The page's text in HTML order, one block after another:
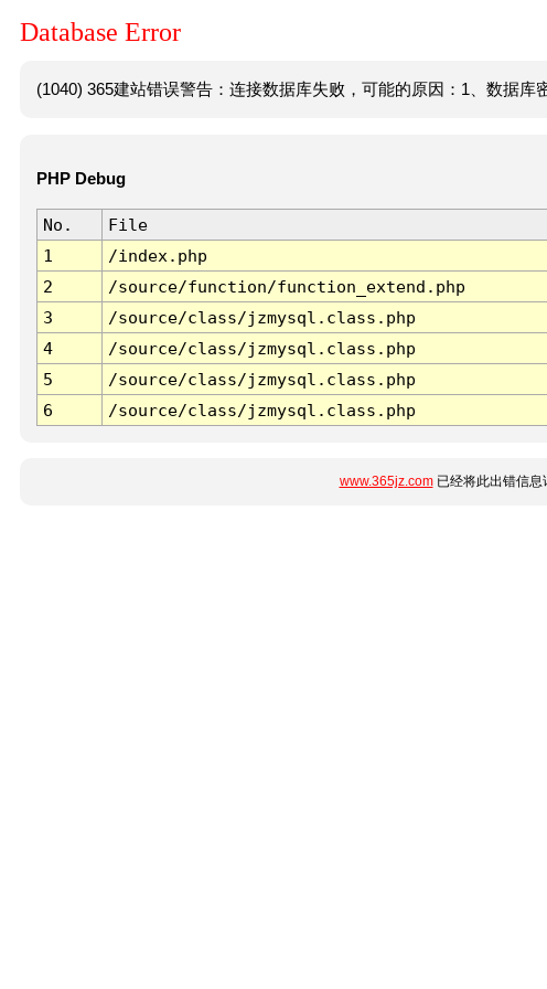
Database Error
(1040) 365建站错误警告：连接数据库失败，可能的原因：1、数据库
PHP Debug
No. File
1
/index.php
2
/source/function/function_extend.php
3
/source/class/jzmysql.class.php
4
/source/class/jzmysql.class.php
5
/source/class/jzmysql.class.php
6
/source/class/jzmysql.class.php
www.365jz.com已经将此出错信息